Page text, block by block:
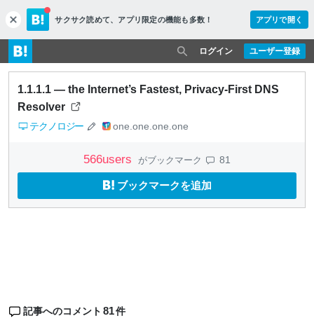
c
l
o
s
e
サクサク読めて、 アプリ限定の機能も多数！ アプリで開く
ユーザー登録
ログイン
1.1.1.1 — the Internet’s Fastest, Privacy-First DNS
Resolver
テクノロジー one.one.one.one
566users がブックマーク 81
ブックマークを追加
記事へのコメント 81件